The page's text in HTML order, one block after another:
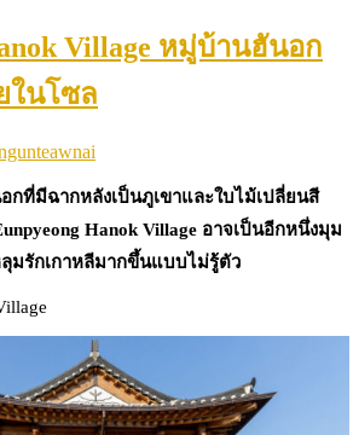
Village หมู่บ้านฮันอก
ในโซล
กที่มีฉากหลังเป็นภูเขาและใบไม้เปลี่ยนสี
Hanok Village อาจเป็นอีกหนึ่งมุม
มรักเกาหลีมากขึ้นแบบไม่รู้ตัว